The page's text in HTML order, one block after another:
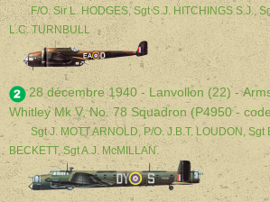
F/O. Sir L. HODGES, Sgt S.J. HITCHINGS S.J.,
L.C. TURNBULL
28 décembre 1940 - Lanvollon (22) -
Whitley Mk V, No. 78 Squadron (P4950 -
Sgt J. MOTT ARNOLD, P/O. J.B.T. LOUDON, Sgt
BECKETT, Sgt A.J. McMILLAN.